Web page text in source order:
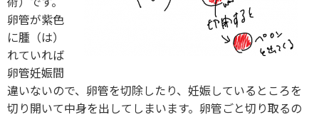
卵管が紫色
に腫（は）
れていれば
卵管妊娠間
違いないので、卵管を切除したり、妊娠しているところを
切り開いて中身を出してしまいます。卵管ごと切り取るの